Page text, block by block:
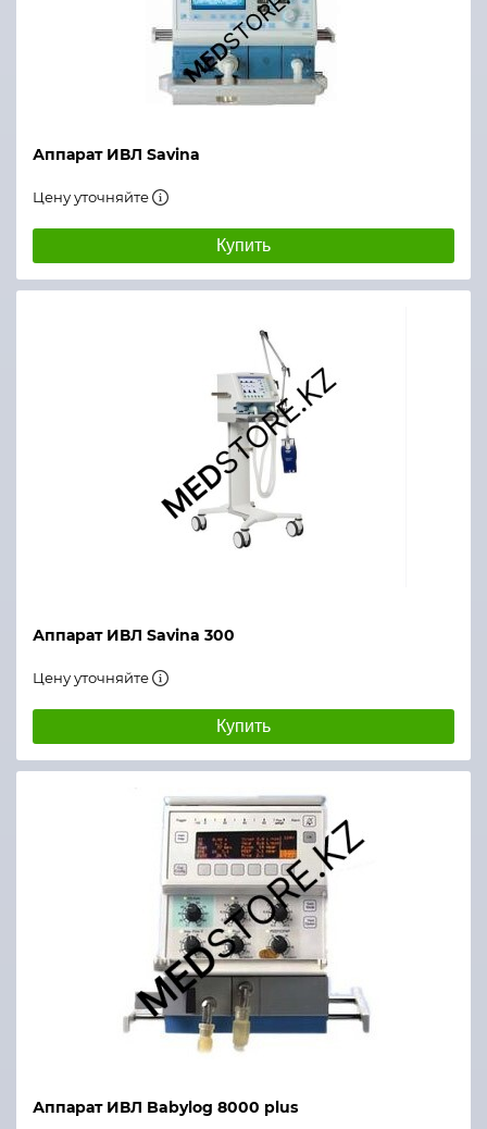
Аппарат ИВЛ Savina
Цену уточняйте
Купить
Аппарат ИВЛ Savina 300
Цену уточняйте
Купить
Аппарат ИВЛ Babylog 8000 plus